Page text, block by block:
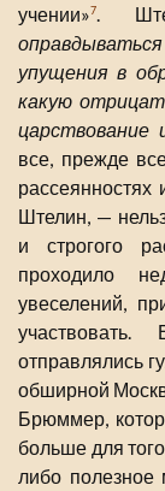
учении»7 .
упущения в
какую
все, прежде
Штелин, —
и строгого
проходило
увеселений,
отправлялись
обширной
Брюммер,
больше для
либо полезное